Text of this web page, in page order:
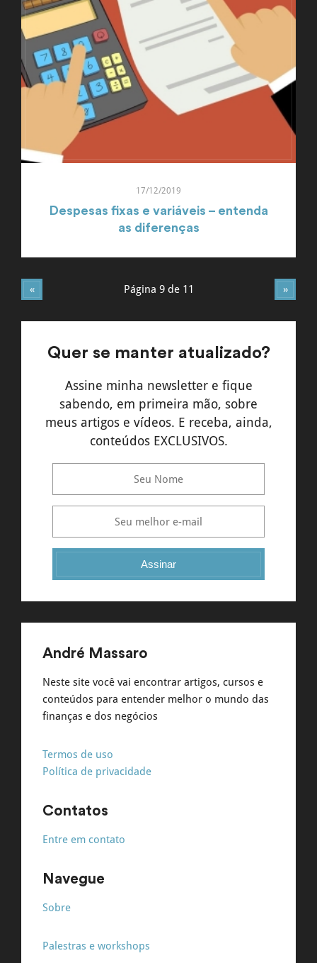
17/12/2019
Despesas fixas e variáveis – entenda
as diferenças
Página 9 de 11
« »
Quer se manter atualizado?
Assine minha newsletter e fique
sabendo, em primeira mão, sobre
meus artigos e vídeos. E receba, ainda,
conteúdos EXCLUSIVOS.
Assinar
André Massaro
Neste site você vai encontrar artigos, cursos e
conteúdos para entender melhor o mundo das
finanças e dos negócios
Termos de uso
Política de privacidade
Contatos
Entre em contato
Navegue
Sobre
Palestras e workshops